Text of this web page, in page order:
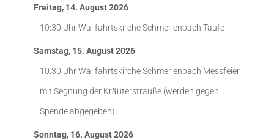
Freitag, 14. August 2026
10:30 UhrWallfahrtskirche Schmerlenbach Taufe
Samstag, 15. August 2026
10:30 UhrWallfahrtskirche Schmerlenbach Messfeier
mit Segnung der Kräutersträuße (werden gegen
Spende abgegeben)
Sonntag, 16. August 2026